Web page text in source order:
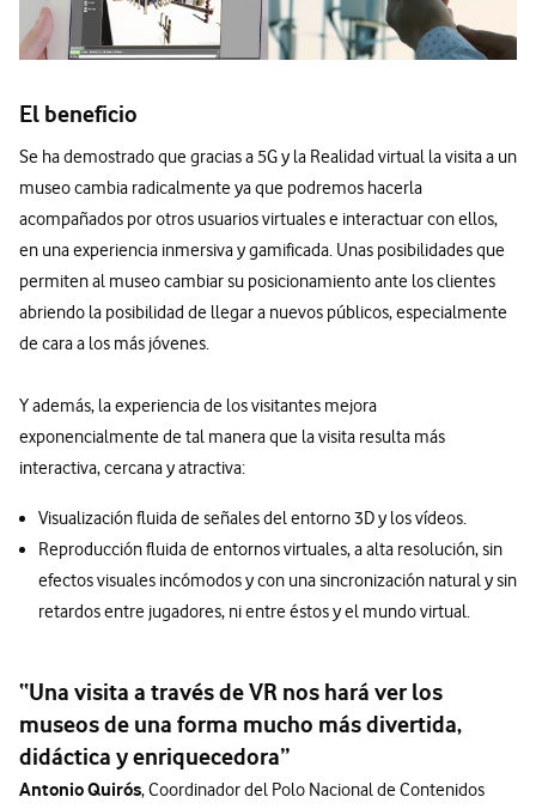
El beneficio
Se ha demostrado que gracias a 5G y la Realidad virtual la visita a un
museo cambia radicalmente ya que podremos hacerla
acompañados por otros usuarios virtuales e interactuar con ellos,
en una experiencia inmersiva y gamificada. Unas posibilidades que
permiten al museo cambiar su posicionamiento ante los clientes
abriendo la posibilidad de llegar a nuevos públicos, especialmente
de cara a los más jóvenes.
Y además, la experiencia de los visitantes mejora
exponencialmente de tal manera que la visita resulta más
interactiva, cercana y atractiva:
Visualización fluida de señales del entorno 3D y los vídeos.
Reproducción fluida de entornos virtuales, a alta resolución, sin
efectos visuales incómodos y con una sincronización natural y sin
retardos entre jugadores, ni entre éstos y el mundo virtual.
“Una visita a través de VR nos hará ver los
museos de una forma mucho más divertida,
didáctica y enriquecedora”
Antonio Quirós, Coordinador del Polo Nacional de Contenidos